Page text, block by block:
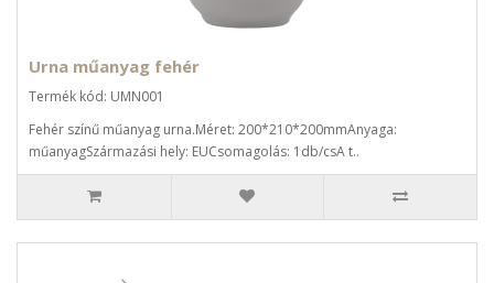
Urna műanyag fehér
Termék kód: UMN001
Fehér színű műanyag urna.Méret: 200*210*200mmAnyaga:
műanyagSzármazási hely: EUCsomagolás: 1db/csA t..